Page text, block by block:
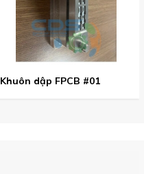
Khuôn dập FPCB #01